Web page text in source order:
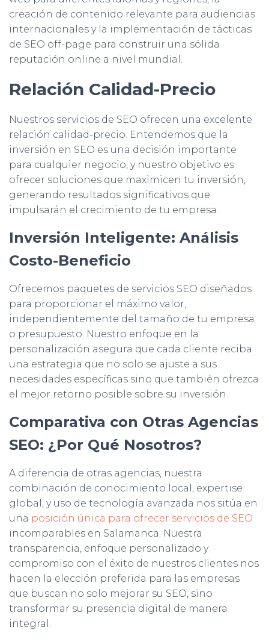
creación de contenido relevante para audiencias
internacionales y la implementación de tácticas
de SEO off-page para construir una sólida
reputación online a nivel mundial.
Relación Calidad-Precio
Nuestros servicios de SEO ofrecen una excelente
relación calidad-precio. Entendemos que la
inversión en SEO es una decisión importante
para cualquier negocio, y nuestro objetivo es
ofrecer soluciones que maximicen tu inversión,
generando resultados significativos que
impulsarán el crecimiento de tu empresa.
Inversión Inteligente: Análisis
Costo-Beneficio
Ofrecemos paquetes de servicios SEO diseñados
para proporcionar el máximo valor,
independientemente del tamaño de tu empresa
o presupuesto. Nuestro enfoque en la
personalización asegura que cada cliente reciba
una estrategia que no solo se ajuste a sus
necesidades específicas sino que también ofrezca
el mejor retorno posible sobre su inversión.
Comparativa con Otras Agencias
SEO: ¿Por Qué Nosotros?
A diferencia de otras agencias, nuestra
combinación de conocimiento local, expertise
global, y uso de tecnología avanzada nos sitúa en
una posición única para ofrecer servicios de SEO
incomparables en Salamanca. Nuestra
transparencia, enfoque personalizado y
compromiso con el éxito de nuestros clientes nos
hacen la elección preferida para las empresas
que buscan no solo mejorar su SEO, sino
transformar su presencia digital de manera
integral.